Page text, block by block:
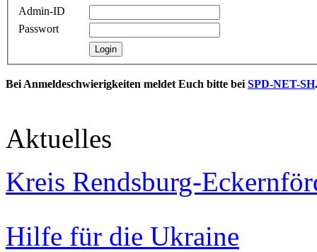
Admin-ID
Passwort
Bei Anmeldeschwierigkeiten meldet Euch bitte bei SPD-NET-SH.
Aktuelles
Kreis Rendsburg-
Hilfe für die Ukraine